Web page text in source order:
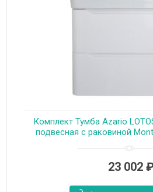
Комплект Тумба Azario
подвесная с раковиной
23 002